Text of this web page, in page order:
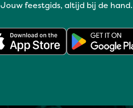
Jouw feestgids, altijd bij de hand.